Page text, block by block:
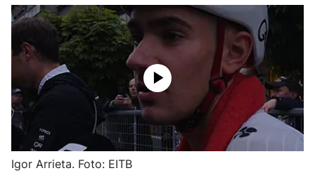
Baloncesto
Ciclismo
Herri-kirolak
Balonmano
Igor Arrieta. Foto: EITB